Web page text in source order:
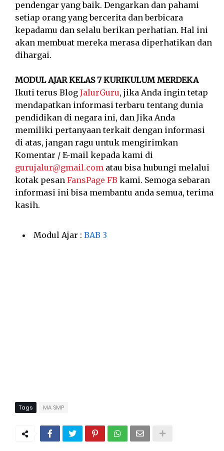
pendengar yang baik. Dengarkan dan pahami
setiap orang yang bercerita dan berbicara
kepadamu dan selalu berikan perhatian. Hal ini
akan membuat mereka merasa diperhatikan dan
dihargai.
MODUL AJAR KELAS 7 KURIKULUM MERDEKA
Ikuti terus Blog JalurGuru, jika Anda ingin tetap
mendapatkan informasi terbaru tentang dunia
pendidikan di negara ini, dan Jika Anda
memiliki pertanyaan terkait dengan informasi
di atas, jangan ragu untuk mengirimkan
Komentar / E-mail kepada kami di
gurujalur@gmail.com atau bisa hubungi melalui
kotak pesan FansPage FB kami. Semoga sebaran
informasi ini bisa membantu anda semua, terima
kasih.
Modul Ajar : BAB 3
Tags MA SMP